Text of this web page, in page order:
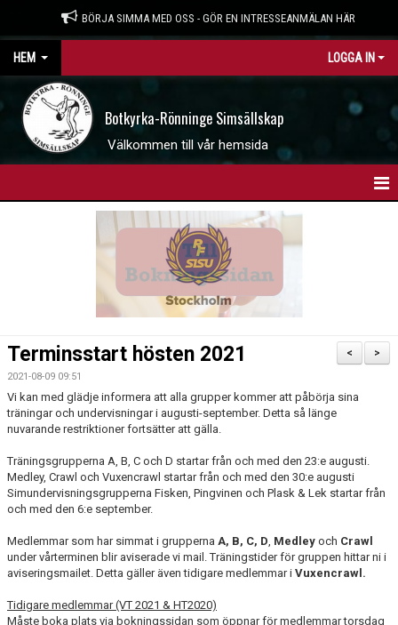
BÖRJA SIMMA MED OSS - GÖR EN INTRESSEANMÄLAN HÄR
HEM LOGGA IN
Botkyrka-Rönninge Simsällskap
Välkommen till vår hemsida
INTRESSEANMÄLAN
NYHETER
KALENDER
DOKUMENT
>
<
Terminsstart hösten 2021
2021-08-09 09:51
Vi kan med glädje informera att alla grupper kommer att påbörja sina
träningar och undervisningar i augusti-september. Detta så länge
nuvarande restriktioner fortsätter att gälla.
Träningsgrupperna A, B, C och D startar från och med den 23:e augusti.
Medley, Crawl och Vuxencrawl startar från och med den 30:e augusti
Simundervisningsgrupperna Fisken, Pingvinen och Plask & Lek startar från
och med den 6:e september.
Medlemmar som har simmat i grupperna A, B, C, D, Medley och Crawl
under vårterminen blir aviserade vi mail. Träningstider för gruppen hittar ni i
aviseringsmailet. Detta gäller även tidigare medlemmar i Vuxencrawl.
Tidigare medlemmar (VT 2021 & HT2020)
Måste boka plats via bokningssidan som öppnar för medlemmar torsdag